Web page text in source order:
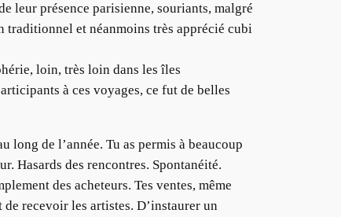
leur présence parisienne, souriants, malgré
traditionnel et néanmoins très apprécié cubi
loin, très loin dans les îles
à ces voyages, ce fut de belles
long de l’année. Tu as permis à beaucoup
Hasards des rencontres. Spontanéité.
des acheteurs. Tes ventes, même
recevoir les artistes. D’instaurer un